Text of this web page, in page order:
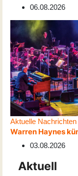
06.08.2026
Aktuelle Nachrichten
Warren Haynes
03.08.2026
Aktuell